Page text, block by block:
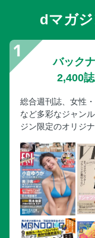
dマガ
バック
2,400
総合週刊誌、女性
など多彩なジャン
ジン限定のオリジ